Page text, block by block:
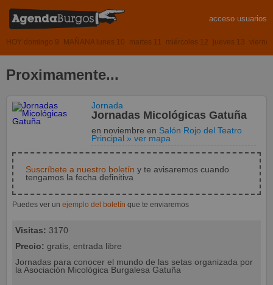
acceso usuarios
HOY domingo 9 MAÑANA lunes 10 martes 11 miércoles 12 jueves 13
Proximamente...
Jornada
Jornadas Micológicas Gatuña
en noviembreen Salón Rojo del Teatro
Principal » ver mapa
Suscríbete a nuestro boletín y te avisaremos cuando
tengamos la fecha definitiva
Puedes ver un ejemplo del boletín que te enviaremos
Visitas: 3170
Precio: gratis, entrada libre
Jornadas para conocer el mundo de las setas organizada por
la Asociación Micológica Burgalesa Gatuña